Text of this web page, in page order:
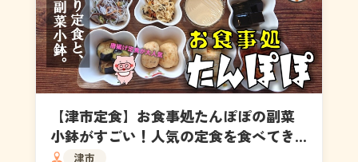
【津市定食】お食事処たんぽぽの副菜
小鉢がすごい！人気の定食を食べてき
た！（メニュー・営業時間・アクセ
津市